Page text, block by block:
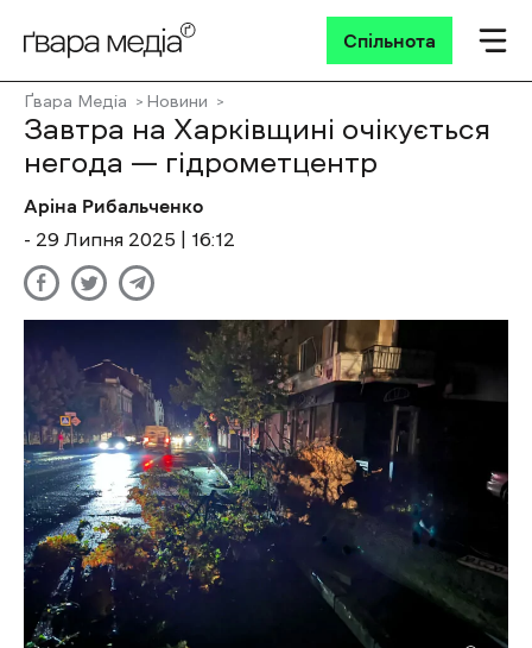
Спільнота
Ґвара Медіа Новини
Завтра на Харківщині очікується
негода — гідрометцентр
Аріна Рибальченко
- 29 Липня 2025 | 16:12